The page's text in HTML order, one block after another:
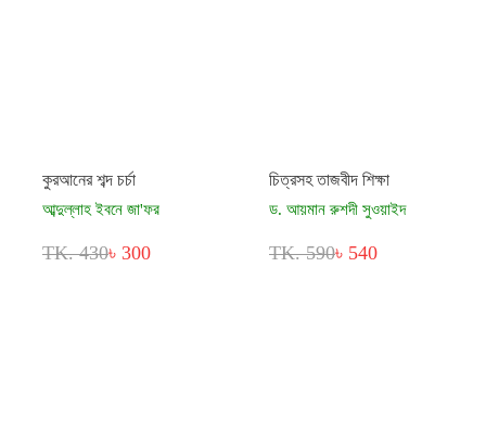
কুরআনের শব্দ চর্চা
আব্দুল্লাহ ইবনে জা'ফর
TK. 430৳ 300
চিত্রসহ তাজবীদ শিক্ষা
ড. আয়মান রুশদী সুওয়াইদ
TK. 590৳ 540